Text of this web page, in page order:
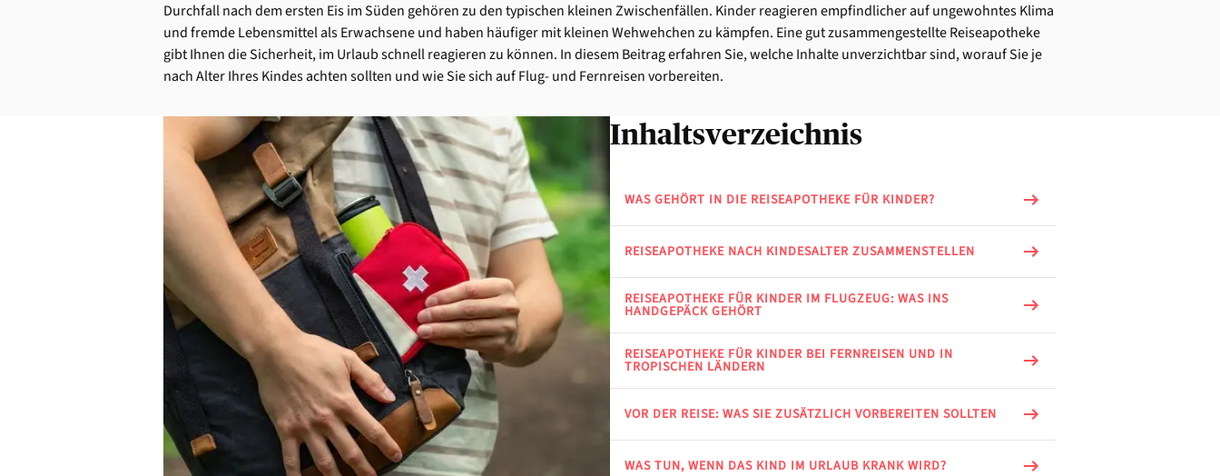
Durchfall nach dem ersten Eis im Süden gehören zu den typischen kleinen Zwischenfällen. Kinder reagieren empfindlicher auf ungewohntes Klima
und fremde Lebensmittel als Erwachsene und haben häufiger mit kleinen Wehwehchen zu kämpfen. Eine gut zusammengestellte Reiseapotheke
gibt Ihnen die Sicherheit, im Urlaub schnell reagieren zu können. In diesem Beitrag erfahren Sie, welche Inhalte unverzichtbar sind, worauf Sie je
nach Alter Ihres Kindes achten sollten und wie Sie sich auf Flug- und Fernreisen vorbereiten.
Inhaltsverzeichnis
WAS GEHÖRT IN DIE REISEAPOTHEKE FÜR KINDER?
REISEAPOTHEKE NACH KINDESALTER ZUSAMMENSTELLEN
REISEAPOTHEKE FÜR KINDER IM FLUGZEUG: WAS INS
HANDGEPÄCK GEHÖRT
REISEAPOTHEKE FÜR KINDER BEI FERNREISEN UND IN
TROPISCHEN LÄNDERN
VOR DER REISE: WAS SIE ZUSÄTZLICH VORBEREITEN SOLLTEN
WAS TUN, WENN DAS KIND IM URLAUB KRANK WIRD?